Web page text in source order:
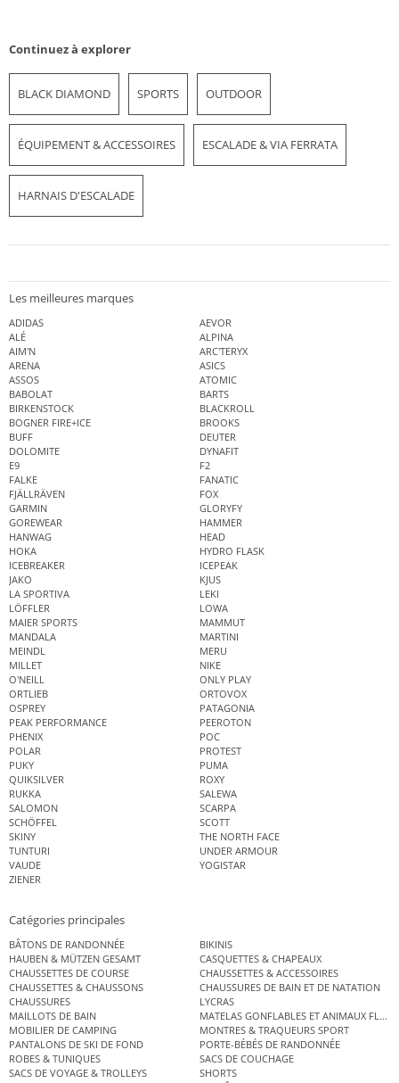
Continuez à explorer
BLACK DIAMOND SPORTS OUTDOOR
ÉQUIPEMENT & ACCESSOIRES ESCALADE & VIA FERRATA
HARNAIS D'ESCALADE
Les meilleures marques
ADIDAS
AEVOR
ALÉ
ALPINA
AIM'N
ARC'TERYX
ARENA
ASICS
ASSOS
ATOMIC
BABOLAT
BARTS
BIRKENSTOCK
BLACKROLL
BOGNER FIRE+ICE
BROOKS
BUFF
DEUTER
DOLOMITE
DYNAFIT
E9
F2
FALKE
FANATIC
FJÄLLRÄVEN
FOX
GARMIN
GLORYFY
GOREWEAR
HAMMER
HANWAG
HEAD
HOKA
HYDRO FLASK
ICEBREAKER
ICEPEAK
JAKO
KJUS
LA SPORTIVA
LEKI
LÖFFLER
LOWA
MAIER SPORTS
MAMMUT
MANDALA
MARTINI
MEINDL
MERU
MILLET
NIKE
O'NEILL
ONLY PLAY
ORTLIEB
ORTOVOX
OSPREY
PATAGONIA
PEAK PERFORMANCE
PEEROTON
PHENIX
POC
POLAR
PROTEST
PUKY
PUMA
QUIKSILVER
ROXY
RUKKA
SALEWA
SALOMON
SCARPA
SCHÖFFEL
SCOTT
SKINY
THE NORTH FACE
TUNTURI
UNDER ARMOUR
VAUDE
YOGISTAR
ZIENER
Catégories principales
BÂTONS DE RANDONNÉE
BIKINIS
HAUBEN & MÜTZEN GESAMT
CASQUETTES & CHAPEAUX
CHAUSSETTES DE COURSE
CHAUSSETTES & ACCESSOIRES
CHAUSSETTES & CHAUSSONS
CHAUSSURES DE BAIN ET DE NATATION
CHAUSSURES
LYCRAS
MAILLOTS DE BAIN
MATELAS GONFLABLES ET ANIMAUX
MOBILIER DE CAMPING
MONTRES & TRAQUEURS SPORT
PANTALONS DE SKI DE FOND
PORTE-BÉBÉS DE RANDONNÉE
ROBES & TUNIQUES
SACS DE COUCHAGE
SACS DE VOYAGE & TROLLEYS
SHORTS